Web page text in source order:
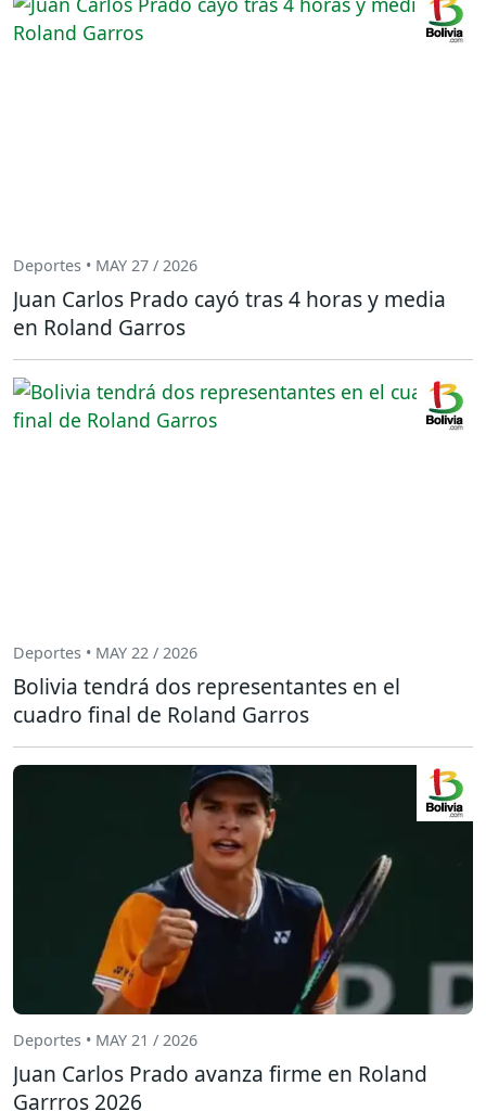
Deportes • MAY 27 / 2026
Juan Carlos Prado cayó tras 4 horas y media
en Roland Garros
Deportes • MAY 22 / 2026
Bolivia tendrá dos representantes en el
cuadro final de Roland Garros
Deportes • MAY 21 / 2026
Juan Carlos Prado avanza firme en Roland
Garrros 2026